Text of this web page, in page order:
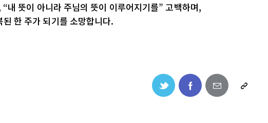
“내 뜻이 아니라 주님의 뜻이 이루어지기를” 고백하며,
한 주가 되기를 소망합니다.